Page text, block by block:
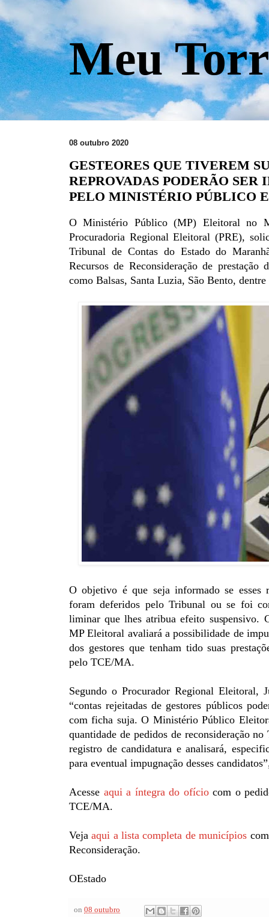
Meu
08 outubro 2020
GESTEORES QUE TIVEREM
REPROVADAS PODERÃO SER
PELO MINISTÉRIO PÚBLICO
O Ministério Público (MP) Eleitoral no
Procuradoria Regional Eleitoral (PRE),
Tribunal de Contas do Estado do
Recursos de Reconsideração de prestação
como Balsas, Santa Luzia, São Bento,
O objetivo é que seja informado se esses
foram deferidos pelo Tribunal ou se foi
liminar que lhes atribua efeito suspensivo.
MP Eleitoral avaliará a possibilidade de
dos gestores que tenham tido suas
pelo TCE/MA.
Segundo o Procurador Regional Eleitoral,
“contas rejeitadas de gestores públicos
com ficha suja. O Ministério Público
quantidade de pedidos de reconsideração
registro de candidatura e analisará,
para eventual impugnação desses
Acesse aqui a íntegra do ofíciocom o
TCE/MA.
Vejaaqui a lista completa de municípios
Reconsideração.
OEstado
on 08 outubro